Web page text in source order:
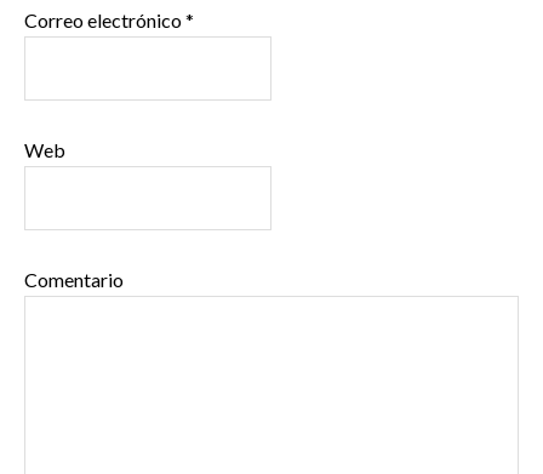
Correo electrónico*
Web
Comentario